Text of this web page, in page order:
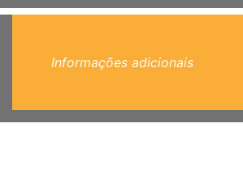
Informações adicionais